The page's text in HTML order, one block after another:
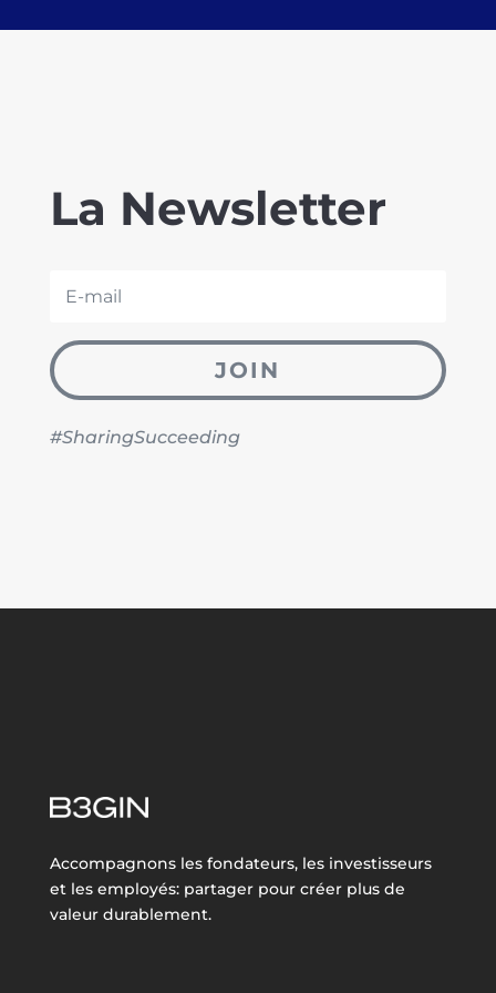
La Newsletter
JOIN
#SharingSucceeding
Accompagnons les fondateurs, les investisseurs
et les employés: partager pour créer plus de
valeur durablement.